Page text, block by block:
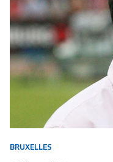
BRUXELLES